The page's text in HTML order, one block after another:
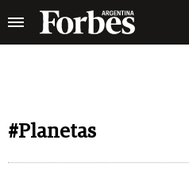
#Planetas